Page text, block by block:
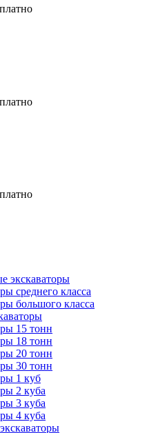
экскаваторы
среднего класса
большого класса
15 тонн
18 тонн
20 тонн
30 тонн
1 куб
2 куба
3 куба
4 куба